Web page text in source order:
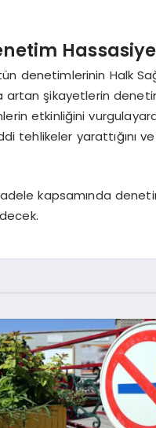
denetimlerinin Halk
şikayetlerin
etkinliğini
tehlikeler yarattığını
kapsamında